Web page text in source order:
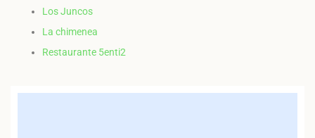
Los Juncos
La chimenea
Restaurante 5enti2